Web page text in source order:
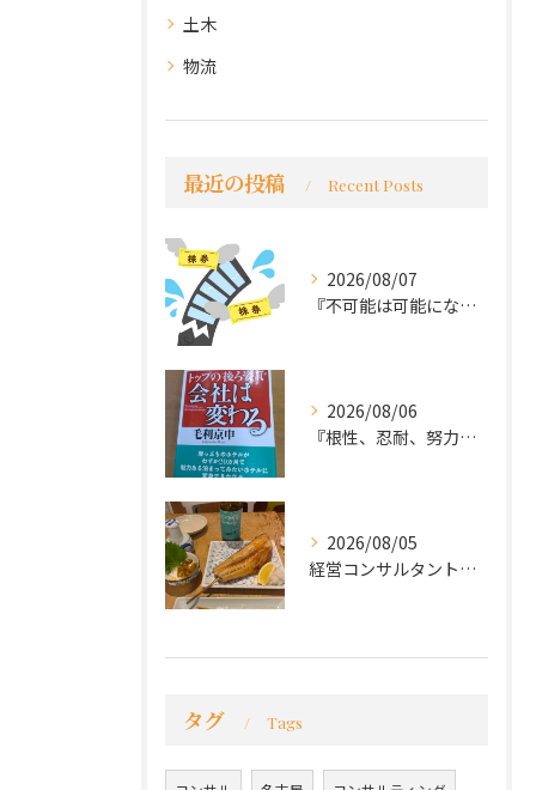
土木
物流
最近の投稿 Recent Posts
2026/08/07
『不可能は可能になる』
2026/08/06
『根性、忍耐、努力という言葉は死語なのか』
2026/08/05
経営コンサルタントのモーちゃん・毛利京申です。
タグ Tags